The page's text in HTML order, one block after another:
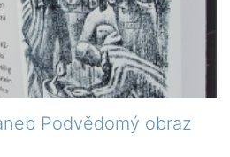
Podvědomý obraz